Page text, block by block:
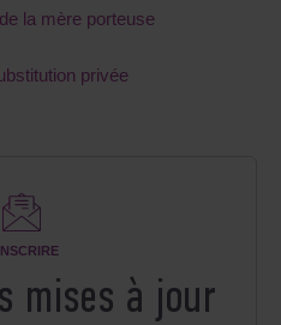
la mère porteuse
privée
mises à jour